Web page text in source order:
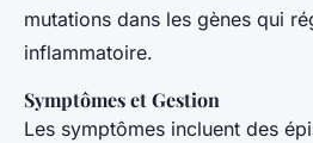
mutations dans les gènes qui
inflammatoire.
Symptômes et Gestion
Les symptômes incluent des